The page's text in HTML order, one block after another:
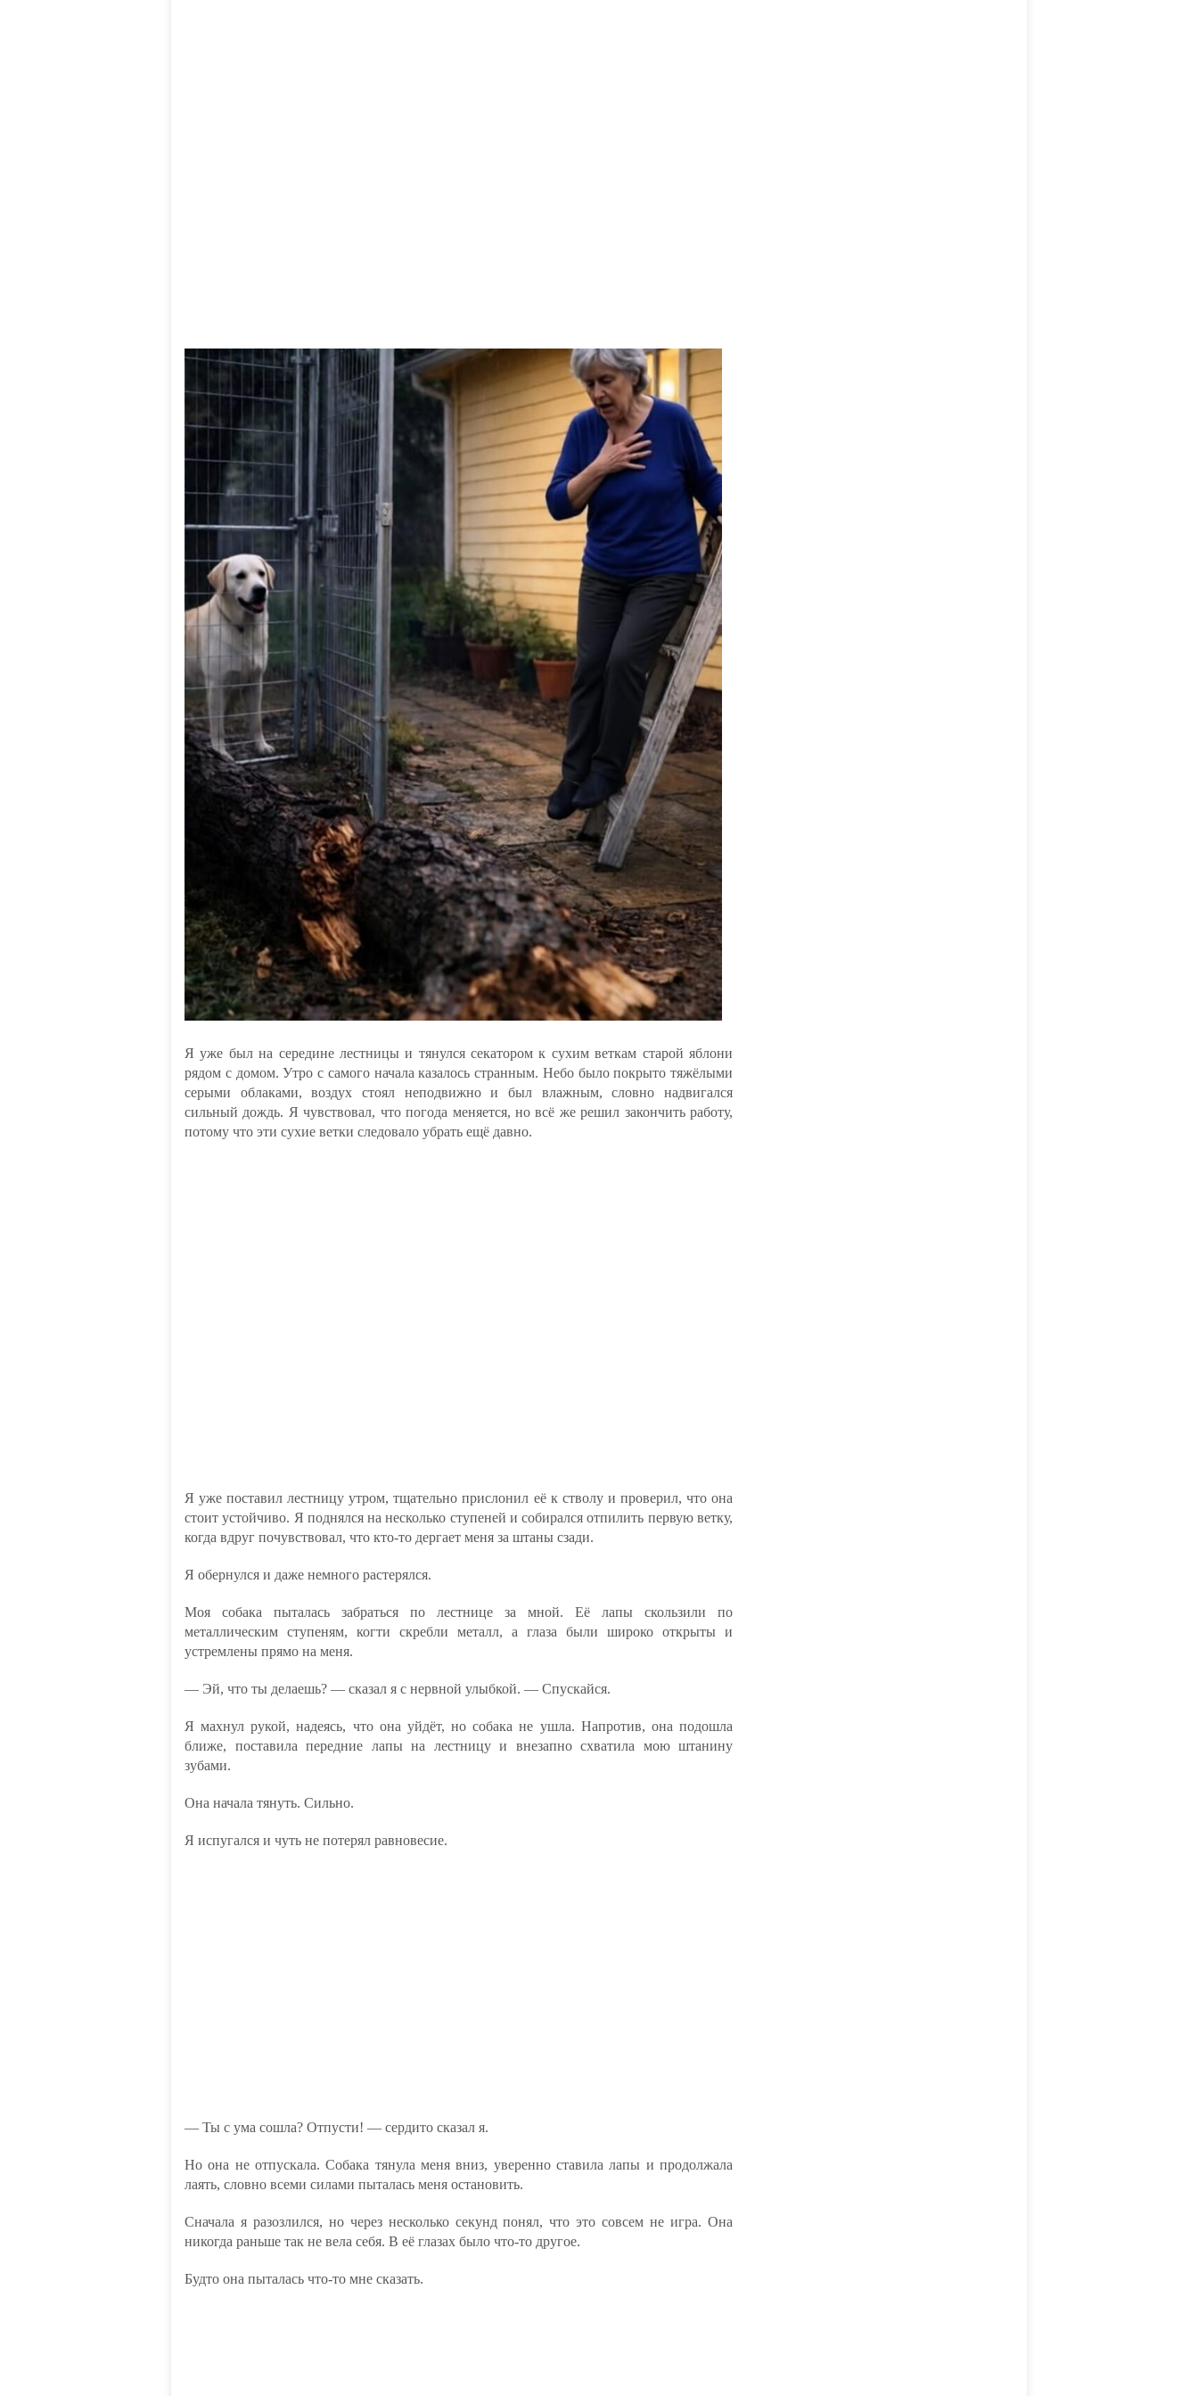
Я уже был на середине лестницы и тянулся секатором к сухим веткам старой яблони
рядом с домом. Утро с самого начала казалось странным. Небо было покрыто тяжёлыми
серыми облаками, воздух стоял неподвижно и был влажным, словно надвигался
сильный дождь. Я чувствовал, что погода меняется, но всё же решил закончить работу,
потому что эти сухие ветки следовало убрать ещё давно.
Я уже поставил лестницу утром, тщательно прислонил её к стволу и проверил, что она
стоит устойчиво. Я поднялся на несколько ступеней и собирался отпилить первую ветку,
когда вдруг почувствовал, что кто-то дергает меня за штаны сзади.
Я обернулся и даже немного растерялся.
Моя собака пыталась забраться по лестнице за мной. Её лапы скользили по
металлическим ступеням, когти скребли металл, а глаза были широко открыты и
устремлены прямо на меня.
— Эй, что ты делаешь? — сказал я с нервной улыбкой. — Спускайся.
Я махнул рукой, надеясь, что она уйдёт, но собака не ушла. Напротив, она подошла
ближе, поставила передние лапы на лестницу и внезапно схватила мою штанину
зубами.
Она начала тянуть. Сильно.
Я испугался и чуть не потерял равновесие.
— Ты с ума сошла? Отпусти! — сердито сказал я.
Но она не отпускала. Собака тянула меня вниз, уверенно ставила лапы и продолжала
лаять, словно всеми силами пыталась меня остановить.
Сначала я разозлился, но через несколько секунд понял, что это совсем не игра. Она
никогда раньше так не вела себя. В её глазах было что-то другое.
Будто она пыталась что-то мне сказать.